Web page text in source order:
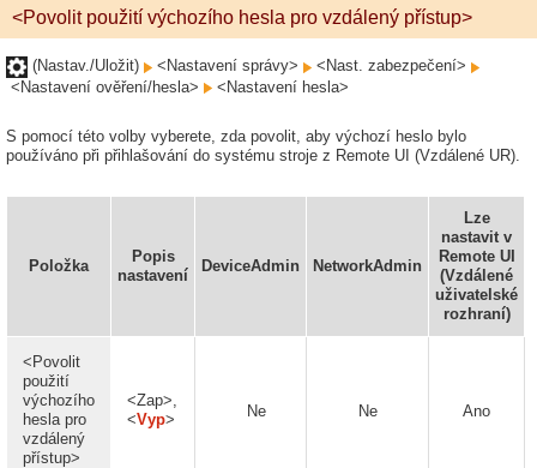
<Povolit použití výchozího hesla pro vzdálený přístup>
(Nastav./Uložit) <Nastavení správy>
<Nast. zabezpečení>
<Nastavení ověření/hesla>
<Nastavení hesla>
S pomocí této volby vyberete, zda povolit, aby výchozí heslo bylo
používáno při přihlašování do systému stroje z Remote UI (Vzdálené UR).
Položka
Popis
nastavení
DeviceAdmin NetworkAdmin
Lze
nastavit v
Remote UI
(Vzdálené
uživatelské
rozhraní)
<Povolit
použití
výchozího
hesla pro
vzdálený
přístup>
<Zap>,
<Vyp> Ne Ne Ano